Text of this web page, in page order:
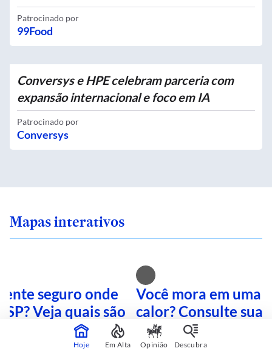
Patrocinado por
99Food
Conversys e HPE celebram parceria com
expansão internacional e foco em IA
Patrocinado por
Conversys
Mapas interativos
seguro onde
SP? Veja quais são
perigosas
Você mora em uma
calor? Consulte sua
mapa interativo
Hoje Em Alta Opinião Descubra